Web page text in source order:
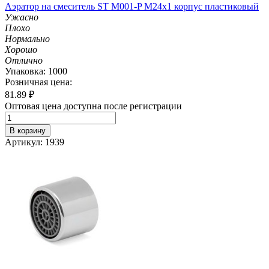
Аэратор на смеситель ST М001-P М24х1 корпус пластиковый
Ужасно
Плохо
Нормально
Хорошо
Отлично
Упаковка: 1000
Розничная цена:
81.89 ₽
Оптовая цена доступна после регистрации
В корзину
Артикул: 1939